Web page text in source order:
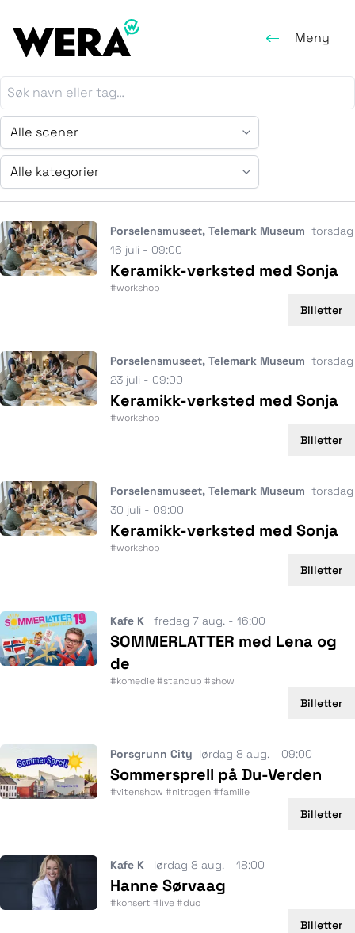
Meny
Alle kategorier
Porselensmuseet, Telemark Museum torsdag
16 juli - 09:00
Keramikk-verksted med Sonja
#workshop
Billetter
Porselensmuseet, Telemark Museum torsdag
23 juli - 09:00
Keramikk-verksted med Sonja
#workshop
Billetter
Porselensmuseet, Telemark Museum torsdag
30 juli - 09:00
Keramikk-verksted med Sonja
#workshop
Billetter
Kafe K fredag 7 aug. - 16:00
SOMMERLATTER med Lena og
de
#komedie #standup #show
Billetter
Porsgrunn City lørdag 8 aug. - 09:00
Sommersprell på Du-Verden
#vitenshow #nitrogen #familie
Billetter
Kafe K lørdag 8 aug. - 18:00
Hanne Sørvaag
#konsert #live #duo
Billetter